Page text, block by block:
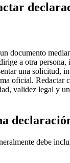
documento
a otra persona,
una solicitud,
oficial. Redactar
validez legal y
debe